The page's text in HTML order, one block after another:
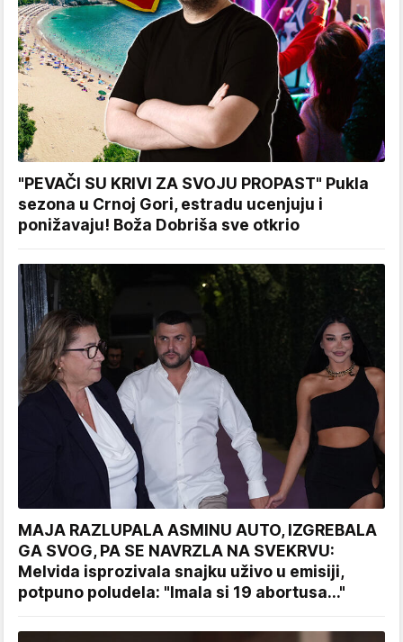
"PEVAČI SU KRIVI ZA SVOJU PROPAST" Pukla
sezona u Crnoj Gori, estradu ucenjuju i
ponižavaju! Boža Dobriša sve otkrio
MAJA RAZLUPALA ASMINU AUTO, IZGREBALA
GA SVOG, PA SE NAVRZLA NA SVEKRVU:
Melvida isprozivala snajku uživo u emisiji,
potpuno poludela: "Imala si 19 abortusa..."